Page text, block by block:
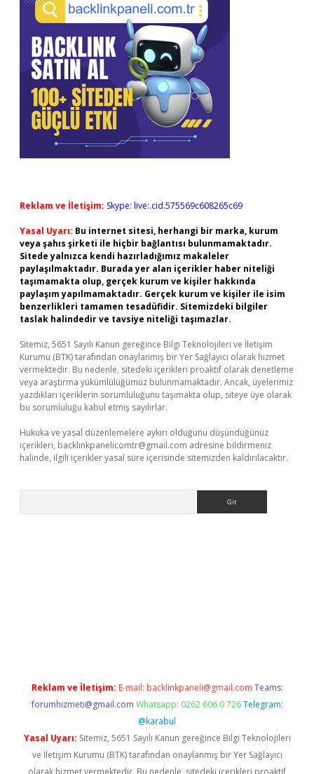
Reklam ve İletişim: Skype: live:.cid.575569c608265c69
Yasal Uyarı: Bu internet sitesi, herhangi bir marka, kurum
veya şahıs şirketi ile hiçbir bağlantısı bulunmamaktadır.
Sitede yalnızca kendi hazırladığımız makaleler
paylaşılmaktadır. Burada yer alan içerikler haber niteliği
taşımamakta olup, gerçek kurum ve kişiler hakkında
paylaşım yapılmamaktadır. Gerçek kurum ve kişiler ile isim
benzerlikleri tamamen tesadüfidir. Sitemizdeki bilgiler
taslak halindedir ve tavsiye niteliği taşımazlar.
Sitemiz, 5651 Sayılı Kanun gereğince Bilgi Teknolojileri ve İletişim
Kurumu (BTK) tarafından onaylanmış bir Yer Sağlayıcı olarak hizmet
vermektedir. Bu nedenle, sitedeki içerikleri proaktif olarak denetleme
veya araştırma yükümlülüğümüz bulunmamaktadır. Ancak, üyelerimiz
yazdıkları içeriklerin sorumluluğunu taşımakta olup, siteye üye olarak
bu sorumluluğu kabul etmiş sayılırlar.
Hukuka ve yasal düzenlemelere aykırı olduğunu düşündüğünüz
içerikleri, backlinkpanelicomtr@gmail.com adresine bildirmeniz
halinde, ilgili içerikler yasal süre içerisinde sitemizden kaldırılacaktır.
Reklam ve İletişim: E-mail: backlinkpaneli@gmail.com Teams:
forumhizmeti@gmail.com Whatsapp: 0262 606 0 726 Telegram:
@karabul
Yasal Uyarı: Sitemiz, 5651 Sayılı Kanun gereğince Bilgi Teknolojileri
ve İletişim Kurumu (BTK) tarafından onaylanmış bir Yer Sağlayıcı
olarak hizmet vermektedir. Bu nedenle, sitedeki içerikleri proaktif